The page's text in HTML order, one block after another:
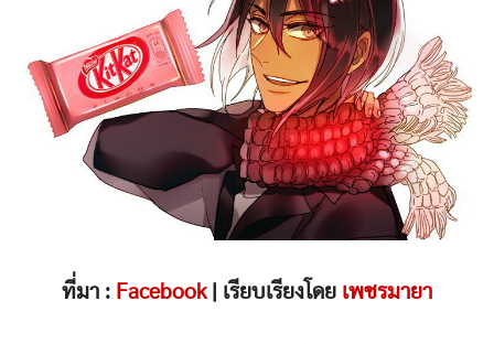
ที่มา : Facebook| เรียบเรียงโดย เพชรมายา